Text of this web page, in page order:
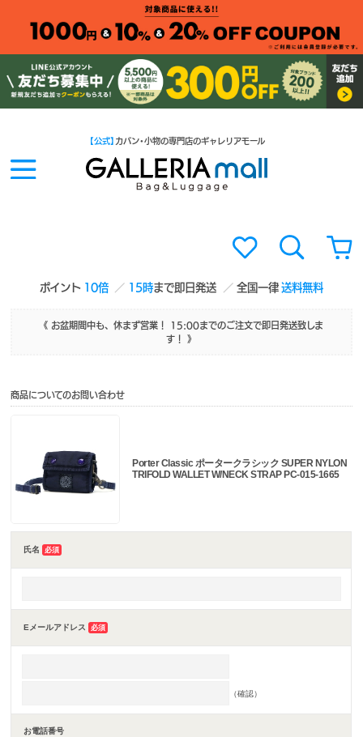
ポイント 10倍 15時まで即日発送 全国一律送料無料
【公式】 カバン・小物の専門店のギャレリアモール
《 お盆期間中も、休まず営業！ 15:00までのご注文で即日発送致しま
す！ 》
商品についてのお問い合わせ
Porter Classic ポータークラシック SUPER NYLON
TRIFOLD WALLET W/NECK STRAP PC-015-1665
氏名 必須
Eメールアドレス 必須
（確認）
お電話番号